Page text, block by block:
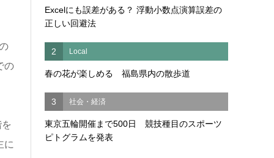
の
に
Excelにも誤差がある？ 浮動小数点演算誤差の
正しい回避法
2 Local
春の花が楽しめる 福島県内の散歩道
3 社会・経済
東京五輪開催まで500日 競技種目のスポーツ
ピトグラムを発表